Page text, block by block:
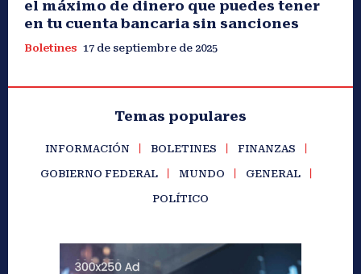
el máximo de dinero que puedes tener
en tu cuenta bancaria sin sanciones
Boletines 17 de septiembre de 2025
Temas populares
INFORMACIÓN BOLETINES FINANZAS
GOBIERNO FEDERAL MUNDO GENERAL
POLÍTICO